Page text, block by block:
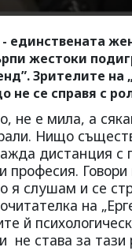
единствената
жестоки
Зрителите на
не се справя с
не е мила, а
Нищо
дистанция с
професия.
я слушам и се
на
й
не става за тази